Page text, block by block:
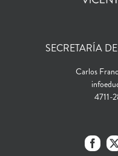
SECRETARÍA DE
Carlos
4711-